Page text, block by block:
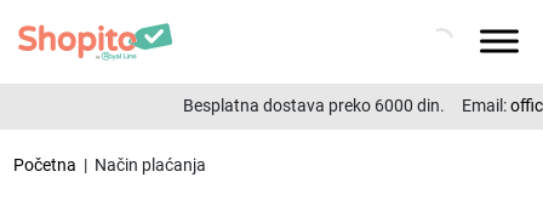
Besplatna dostava preko 6000 din. Email:
Početna | Način plaćanja